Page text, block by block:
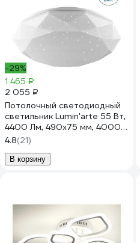
-29%
1 465 ₽
2 055 ₽
Потолочный светодиодный
светильник Lumin'arte 55 Вт,
4400 Лм, 490x75 мм, 4000К
дневной свет, освещает 36
м² CLL13
4.8(21)
В корзину